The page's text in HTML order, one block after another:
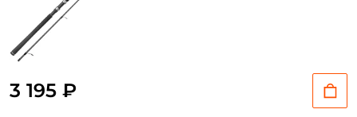
3 195 ₽